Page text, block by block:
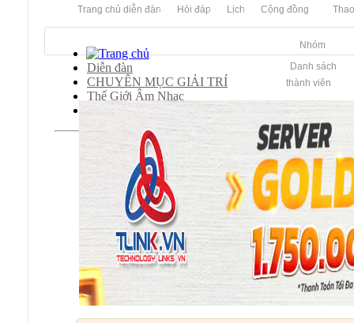
Trang chủ diễn đàn Hỏi đáp Lịch Cộng đồng
Nhóm
Danh sách
thành viên
Diễn đàn
CHUYÊN MỤC GIẢI TRÍ
Thế Giới Âm Nhạc
[Mp3 Album] Thư Viện Âm Nhạc